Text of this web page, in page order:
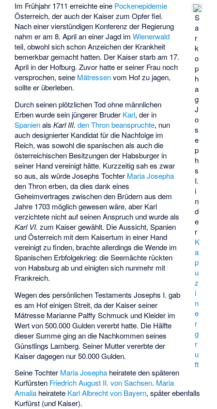
S
a
r
k
o
p
h
a
g
J
o
s
e
p
h
s
I.
i
n
d
e
r
K
a
p
u
z
i
n
e
r
g
r
u
ft
Im Frühjahr 1711 erreichte eine Pockenepidemie
Österreich, der auch der Kaiser zum Opfer fiel.
Nach einer vierstündigen Konferenz der Regierung
nahm er am 8. April an einer Jagd imWienerwald
teil, obwohl sich schon Anzeichen der Krankheit
bemerkbar gemacht hatten. Der Kaiser starb am 17.
April in der Hofburg. Zuvor hatte er seiner Frau noch
versprochen, seine Mätressenvom Hof zu jagen,
sollte er überleben.
Durch seinen plötzlichen Tod ohne männlichen
Erben wurde sein jüngerer Bruder Karl, der in
SpanienalsKarl III. den Thron beanspruchte, nun
auch designierter Kandidat für die Nachfolge im
Reich, was sowohl die spanischen als auch die
österreichischen Besitzungen der Habsburger in
seiner Hand vereinigt hätte. Kurzzeitig sah es zwar
so aus, als würde Josephs Tochter Maria Josepha
den Thron erben, da dies dank eines
Geheimvertrages zwischen den Brüdern aus dem
Jahre 1703 möglich gewesen wäre, aber Karl
verzichtete nicht auf seinen Anspruch und wurde als
Karl VI. zum Kaiser gewählt. Die Aussicht, Spanien
und Österreich mit dem Kaisertum in einer Hand
vereinigt zu finden, brachte allerdings die Wende im
Spanischen Erbfolgekrieg: die Seemächte rückten
von Habsburg ab und einigten sich nunmehr mit
Frankreich.
Wegen des persönlichen Testaments Josephs I. gab
es am Hof einigen Streit, da der Kaiser seiner
Mätresse Marianne Palffy Schmuck und Kleider im
Wert von 500.000 Gulden vererbt hatte. Die Hälfte
dieser Summe ging an die Nachkommen seines
Günstlings Lamberg. Seiner Mutter vererbte der
Kaiser dagegen nur 50.000 Gulden.
Seine Tochter Maria Josepha heiratete den späteren
Kurfürsten Friedrich August II. von Sachsen. Maria
Amalia heiratete Karl Albrecht von Bayern, später ebenfalls
Kurfürst (und Kaiser).